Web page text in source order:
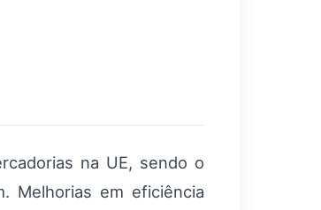
na UE, sendo o
Melhorias em eficiência